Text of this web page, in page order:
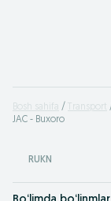
Bosh sahifa Transport
JAC - Buxoro
RUKN